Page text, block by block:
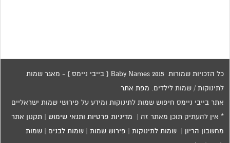
כל הזכויות שמורות 2015 Baby Names ( בייבי ניימס ) - מאגר שמות
לתינוקות / שמות לילדים. מפת אתר
אתר בייבי ניימס חיפוש שמות לתינוקות ומידע על פירושי שמות ישראליים
* אין להעתיק תוכן מאתר זה | מדיניות פרטיות ותנאי שימוש תקנון אתר
מחשבון הריון |שמות לתינוקות פירוש שמות |שמות לבנים |שמות